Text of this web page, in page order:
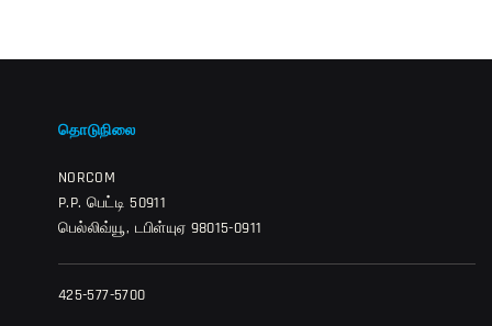
தொடுநிலை
NORCOM
P.P. பெட்டி 50911
பெல்லிவ்யூ, டபிள்யுஏ 98015-0911
425-577-5700